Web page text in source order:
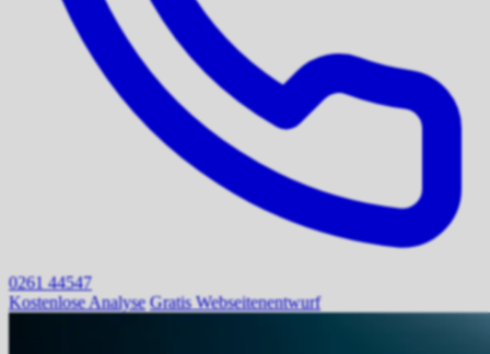
0261 44547
Kostenlose Analyse Gratis Webseitenentwurf